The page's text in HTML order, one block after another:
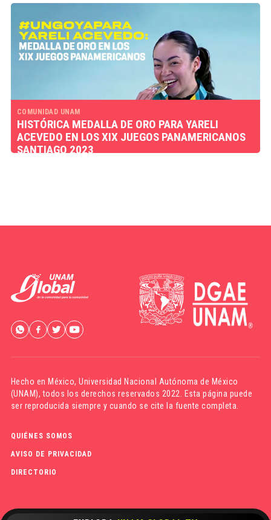
COMUNIDAD UNAM
HISTÓRICA MEDALLA DE ORO PARA YARELI
ACEVEDO EN LOS XIX JUEGOS PANAMERICANOS
SANTIAGO 2023
Hecho en México,Universidad Nacional Autónoma de México
(UNAM), todos los derechos reservados 2022. Esta página puede
ser reproducida siempre y cuando se cite la fuente completa.
QUIÉNES SOMOS
AVISO DE PRIVACIDAD
DIRECTORIO